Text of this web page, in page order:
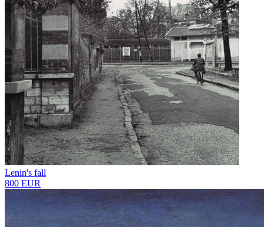
Lenin's fall
800 EUR